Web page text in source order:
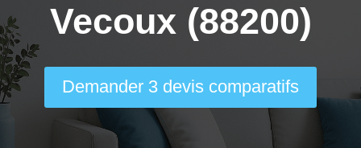
Vecoux (88200)
Demander 3 devis comparatifs